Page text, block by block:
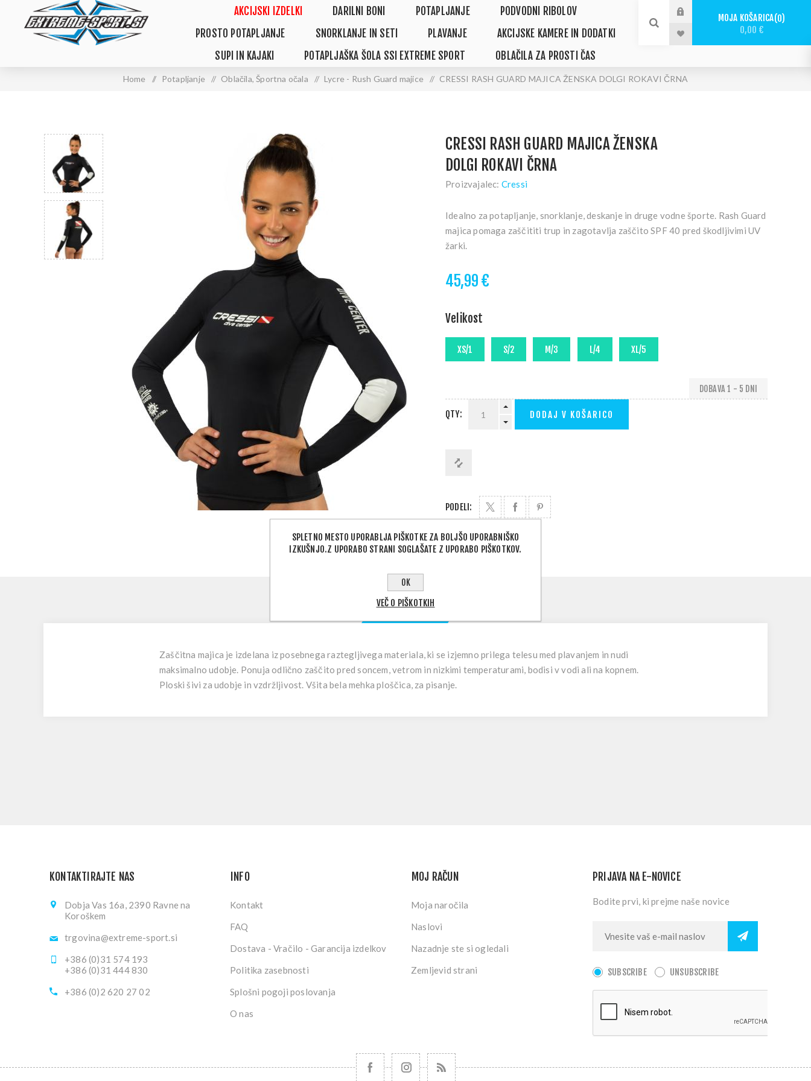
AKCIJSKI IZDELKI DARILNI BONI POTAPLJANJE
PODVODNI RIBOLOV
PROSTO POTAPLJANJE
SNORKLANJE IN SETI PLAVANJE
AKCIJSKE KAMERE IN DODATKI
SUPI IN KAJAKI
POTAPLJAŠKA ŠOLA SSI EXTREME SPORT OBLAČILA ZA PROSTI ČAS
MOJA KOŠARICA 0
0,00 €
Home / Potapljanje / Oblačila, Športna očala / Lycre - Rush Guard majice / CRESSI RASH GUARD MAJICA ŽENSKA DOLGI ROKAVI ČRNA
CRESSI RASH GUARD MAJICA ŽENSKA
DOLGI ROKAVI ČRNA
Proizvajalec: Cressi
Idealno za potapljanje, snorklanje, deskanje in druge vodne športe. Rash Guard
majica pomaga zaščititi trup in zagotavlja zaščito SPF 40 pred škodljivimi UV
žarki.
45,99 €
Velikost
DOBAVA 1 - 5 DNI
QTY: DODAJ V KOŠARICO
PODELI:
OPIS IZDELKA
Zaščitna majica je izdelana iz posebnega raztegljivega materiala, ki se izjemno prilega telesu med plavanjem in nudi
maksimalno udobje. Ponuja odlično zaščito pred soncem, vetrom in nizkimi temperaturami, bodisi v vodi ali na kopnem.
Ploski šivi za udobje in vzdržljivost. Všita bela mehka ploščica, za pisanje.
KONTAKTIRAJTE NAS
Dobja Vas 16a, 2390 Ravne na
Koroškem
trgovina@extreme-sport.si
+386 (0)31 574 193
+386 (0)31 444 830
+386 (0)2 620 27 02
INFO
Kontakt
FAQ
Dostava - Vračilo - Garancija izdelkov
Politika zasebnosti
Splošni pogoji poslovanja
O nas
MOJ RAČUN
Moja naročila
Naslovi
Nazadnje ste si ogledali
Zemljevid strani
PRIJAVA NA E-NOVICE
Bodite prvi, ki prejme naše novice
SUBSCRIBE UNSUBSCRIBE
SPLETNO MESTO UPORABLJA PIŠKOTKE ZA BOLJŠO UPORABNIŠKO
IZKUŠNJO.Z UPORABO STRANI SOGLAŠATE Z UPORABO PIŠKOTKOV.
OK
VEČ O PIŠKOTKIH